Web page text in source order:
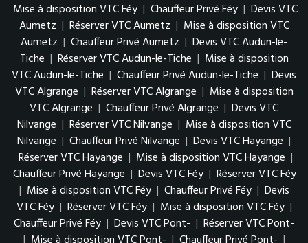
Mise à disposition VTC Féy | Chauffeur Privé Féy | Devis VTC
Aumetz | Réserver VTC Aumetz | Mise à disposition VTC
Aumetz | Chauffeur Privé Aumetz | Devis VTC Audun-le-
Tiche | Réserver VTC Audun-le-Tiche | Mise à disposition
VTC Audun-le-Tiche | Chauffeur Privé Audun-le-Tiche | Devis
VTC Algrange | Réserver VTC Algrange | Mise à disposition
VTC Algrange | Chauffeur Privé Algrange | Devis VTC
Nilvange | Réserver VTC Nilvange | Mise à disposition VTC
Nilvange | Chauffeur Privé Nilvange | Devis VTC Hayange |
Réserver VTC Hayange | Mise à disposition VTC Hayange |
Chauffeur Privé Hayange | Devis VTC Féy | Réserver VTC Féy
| Mise à disposition VTC Féy | Chauffeur Privé Féy | Devis
VTC Féy | Réserver VTC Féy | Mise à disposition VTC Féy |
Chauffeur Privé Féy | Devis VTC Pont- | Réserver VTC Pont-